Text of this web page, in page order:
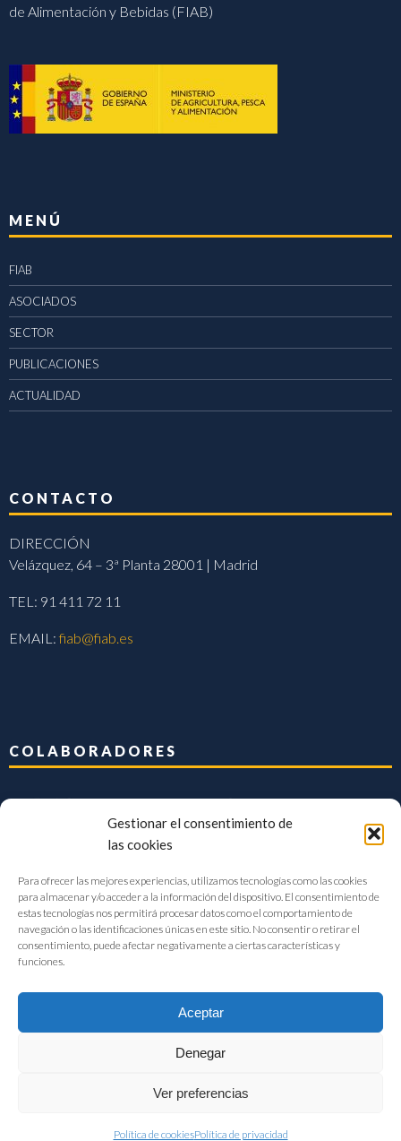
Gestionar el consentimiento de
las cookies
Para ofrecer las mejores experiencias, utilizamos tecnologías como las cookies
para almacenar y/o acceder a la información del dispositivo. El consentimiento de
estas tecnologías nos permitirá procesar datos como el comportamiento de
navegación o las identificaciones únicas en este sitio. No consentir o retirar el
consentimiento, puede afectar negativamente a ciertas características y
funciones.
Aceptar
Denegar
Ver preferencias
Política de cookiesPolítica de privacidad
de Alimentación y Bebidas (FIAB)
MENÚ
FIAB
ASOCIADOS
SECTOR
PUBLICACIONES
ACTUALIDAD
CONTACTO
DIRECCIÓN
Velázquez, 64 – 3ª Planta 28001 | Madrid
TEL: 91 411 72 11
EMAIL:fiab@fiab.es
COLABORADORES
FIAB Federación Española de Industrias de la Alimentación y Bebidas